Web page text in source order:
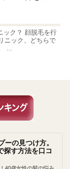
ック？ 顔脱毛を行
ニック、どちらで
...
の見つけ方。
探す方法を口コ